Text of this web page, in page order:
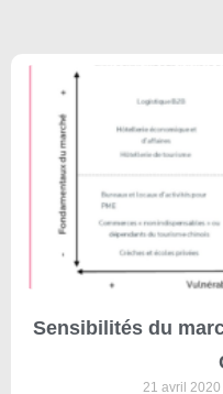
Sensibilités du
21 avril 2020